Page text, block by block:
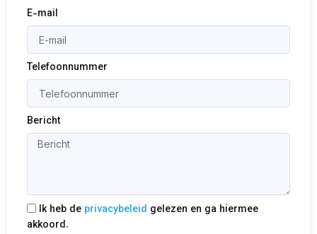
E-mail
Telefoonnummer
Bericht
Ik heb de privacybeleid gelezen en ga hiermee
akkoord.